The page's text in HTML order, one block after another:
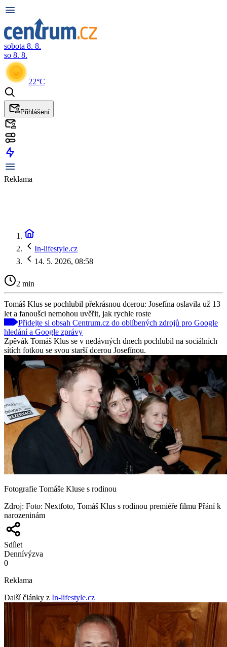
sobota 8. 8.
so 8. 8.
22°C
Přihlášení
Reklama
In-lifestyle.cz
14. 5. 2026, 08:58
2 min
Tomáš Klus se pochlubil překrásnou dcerou: Josefína oslavila už 13
let a fanoušci nemohou uvěřit, jak rychle roste
Přidejte si obsah Centrum.cz do oblíbených zdrojů pro Google
hledání a Google zprávy
Zpěvák Tomáš Klus se v nedávných dnech pochlubil na sociálních
sítích fotkou se svou starší dcerou Josefínou.
Fotografie Tomáše Kluse s rodinou
Zdroj: Foto: Nextfoto, Tomáš Klus s rodinou premiéře filmu Přání k
narozeninám
Sdílet
Dennívýzva
0
Reklama
Další články z In-lifestyle.cz